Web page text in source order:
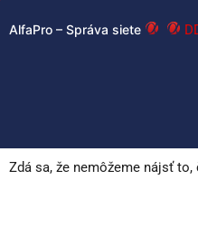
AlfaPro – Správa siete
Zdá sa, že nemôžeme nájsť to,